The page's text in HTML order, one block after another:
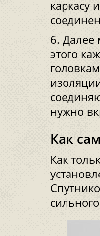
каркасу
Далее
этого
нужно
Как
Как